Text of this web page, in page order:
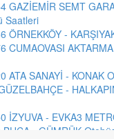
GAZİEMİR SEMT
Saatleri
ÖRNEKKÖY -
CUMAOVASI
ATA SANAYİ - KONAK
-
İZYUVA - EVKA3
BUCA - GÜMRÜK